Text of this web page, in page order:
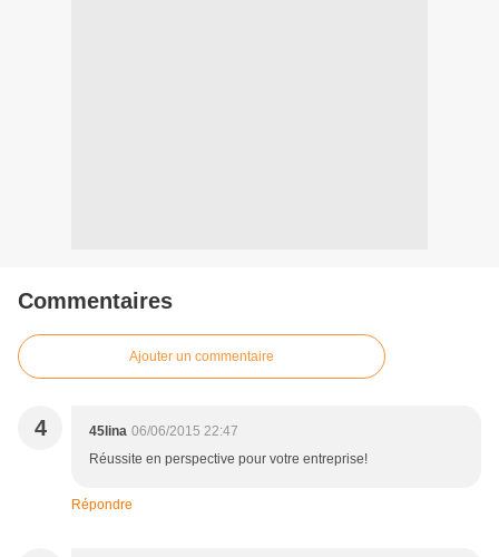
Commentaires
Ajouter un commentaire
4 45lina 06/06/2015 22:47
Réussite en perspective pour votre entreprise!
Répondre